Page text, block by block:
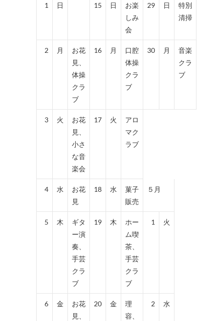
1 日 15 日
お楽
しみ
会
29 日
特別
清掃
2 月
お花
見、
体操
クラ
ブ
16 月
口腔
体操
クラ
ブ
30 月
音楽
クラ
ブ
3 火
お花
見、
小さ
な音
楽会
17 火
アロ
マク
ラブ
4 水
お花
見
18 水
菓子
販売
５月
5 木
ギタ
ー演
奏、
手芸
クラ
ブ
19 木
ホー
ム喫
茶、
手芸
クラ
ブ
1 火
6 金
お花
見、
20 金
理
容、
2 水